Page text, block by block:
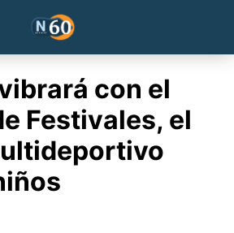
con el
Festivales, el